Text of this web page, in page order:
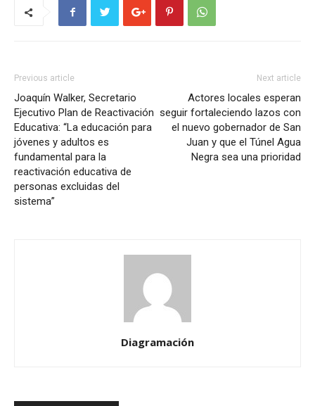
Previous article
Joaquín Walker, Secretario
Ejecutivo Plan de Reactivación
Educativa: “La educación para
jóvenes y adultos es
fundamental para la
reactivación educativa de
personas excluidas del
sistema”
Next article
Actores locales esperan
seguir fortaleciendo lazos con
el nuevo gobernador de San
Juan y que el Túnel Agua
Negra sea una prioridad
Diagramación